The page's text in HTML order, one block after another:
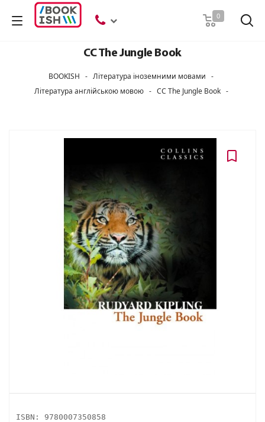
0
CC The Jungle Book
BOOKISH - Література іноземними мовами -
Література англійською мовою - CC The Jungle Book -
ISBN: 9780007350858